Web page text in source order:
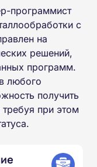
программист
с
на
решений,
программ.
любого
получить
при этом